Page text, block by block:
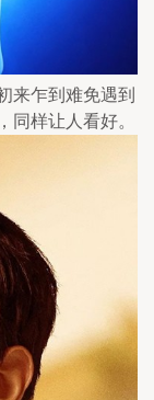
来乍到难免遇到
同样让人看好。